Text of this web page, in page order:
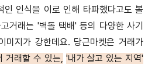
인 인식을 이로 인해 타파했다고도 볼
거래는 '벽돌 택배' 등의 다양한 사기
미지가 강한데요. 당근마켓은 거래가
거래할 수 있는, '내가 살고 있는 지역'